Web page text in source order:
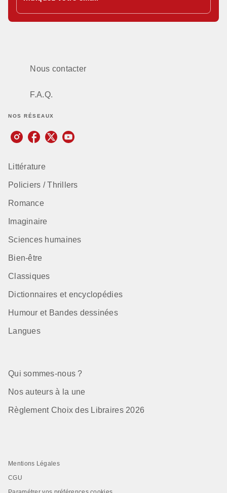
Nous contacter
F.A.Q.
NOS RÉSEAUX
Littérature
Policiers / Thrillers
Romance
Imaginaire
Sciences humaines
Bien-être
Classiques
Dictionnaires et encyclopédies
Humour et Bandes dessinées
Langues
Qui sommes-nous ?
Nos auteurs à la une
Règlement Choix des Libraires 2026
Mentions Légales
CGU